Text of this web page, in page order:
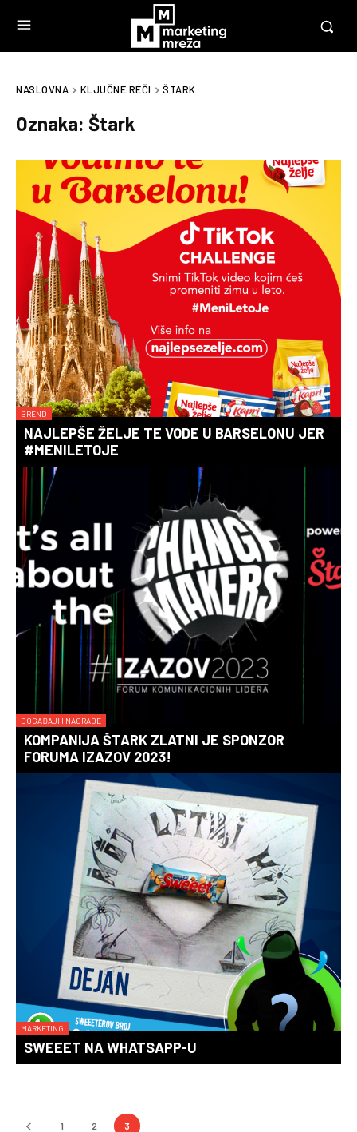
NASLOVNA KLJUČNE REČI ŠTARK
Oznaka: Štark
BREND
NAJLEPŠE ŽELJE TE VODE U BARSELONU JER
#MENILETOJE
DOGAĐAJI I NAGRADE
KOMPANIJA ŠTARK ZLATNI JE SPONZOR
FORUMA IZAZOV 2023!
MARKETING
SWEEET NA WHATSAPP-U
1 2 3